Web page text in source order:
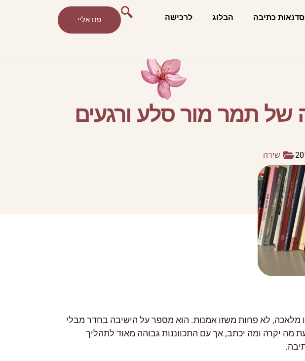
כתיבה הבלוג לרכישה פנו אליי
של תמר מור סלע ורגעים
שירה
מלאכה, לא פחות משזו אמנות. הוא מספר על הישיבה בחדר מבלי
מה יקרה ומה יכתב, אך עם התכווננות גבוהה מאוד לתהליך